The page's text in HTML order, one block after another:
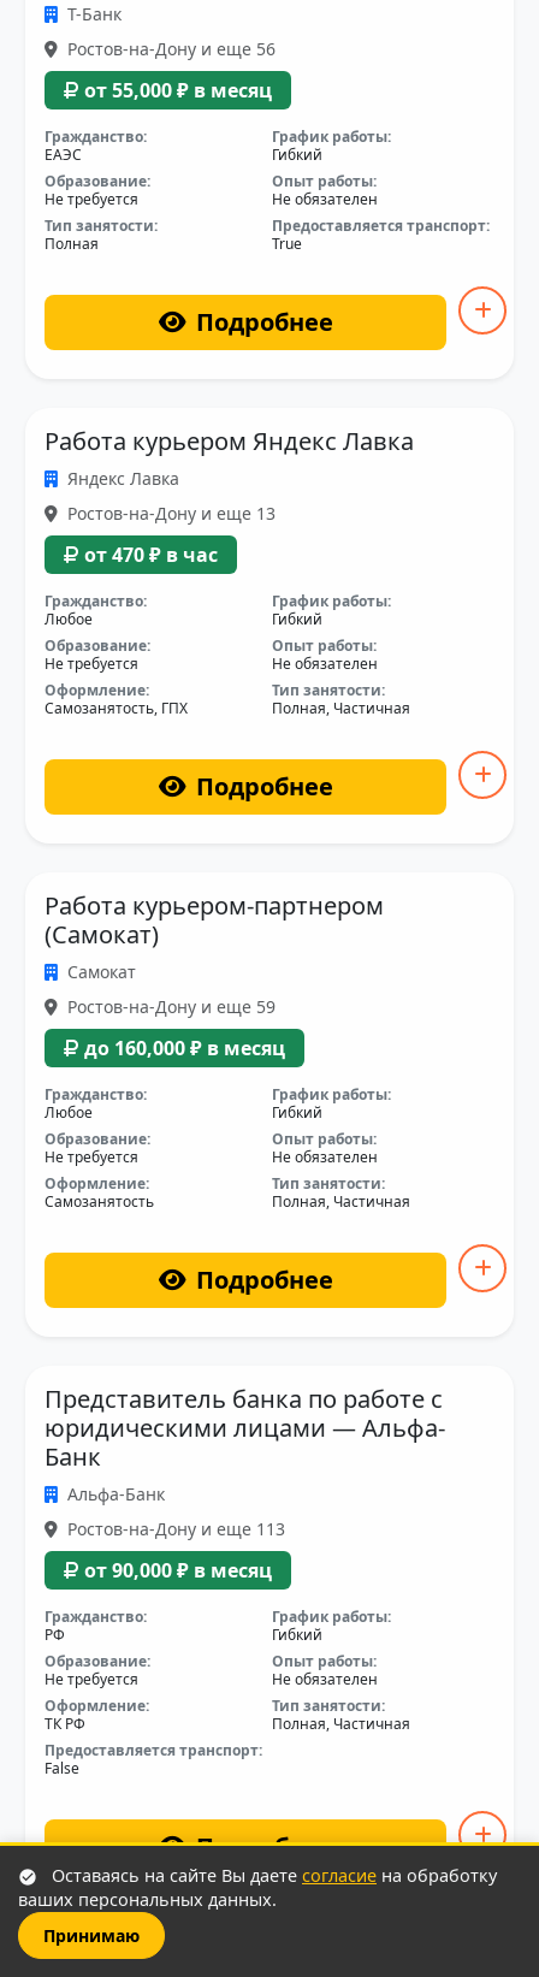
Т-Банк
Ростов-на-Дону и еще 56
от 55,000 ₽ в месяц
Гражданство:
ЕАЭС
График работы:
Гибкий
Образование:
Не требуется
Опыт работы:
Не обязателен
Тип занятости:
Полная
Предоставляется транспорт:
True
Подробнее
Работа курьером Яндекс Лавка
Яндекс Лавка
Ростов-на-Дону и еще 13
от 470 ₽ в час
Гражданство:
Любое
График работы:
Гибкий
Образование:
Не требуется
Опыт работы:
Не обязателен
Оформление:
Самозанятость, ГПХ
Тип занятости:
Полная, Частичная
Подробнее
Работа курьером-партнером
(Самокат)
Самокат
Ростов-на-Дону и еще 59
до 160,000 ₽ в месяц
Гражданство:
Любое
График работы:
Гибкий
Образование:
Не требуется
Опыт работы:
Не обязателен
Оформление:
Самозанятость
Тип занятости:
Полная, Частичная
Подробнее
Представитель банка по работе с
юридическими лицами — Альфа-
Банк
Альфа-Банк
Ростов-на-Дону и еще 113
от 90,000 ₽ в месяц
Гражданство:
РФ
График работы:
Гибкий
Образование:
Не требуется
Опыт работы:
Не обязателен
Оформление:
ТК РФ
Тип занятости:
Полная, Частичная
Предоставляется транспорт:
False
Подробнее
Работа курьером в Ozon на своём
Оставаясь на сайте Вы даете согласие на обработку
ваших персональных данных.
Принимаю